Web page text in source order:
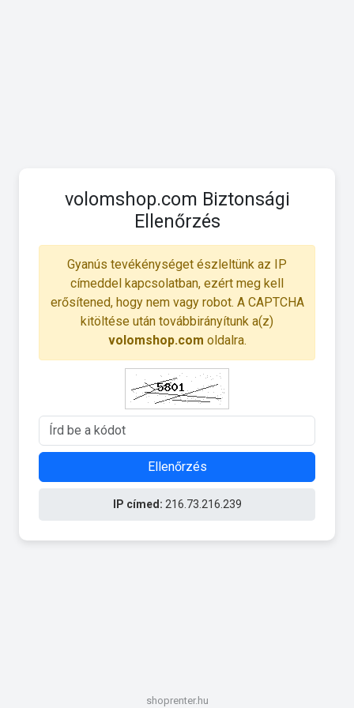
volomshop.com Biztonsági
Ellenőrzés
Gyanús tevékénységet észleltünk az IP
címeddel kapcsolatban, ezért meg kell
erősítened, hogy nem vagy robot. A CAPTCHA
kitöltése után továbbirányítunk a(z)
volomshop.com oldalra.
Ellenőrzés
IP címed: 216.73.216.239
shoprenter.hu